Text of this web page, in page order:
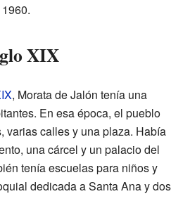
XIX
, Morata de Jalón tenía una
En esa época, el pueblo
varias calles y una plaza. Había
una cárcel y un palacio del
tenía escuelas para niños y
dedicada a Santa Ana y dos